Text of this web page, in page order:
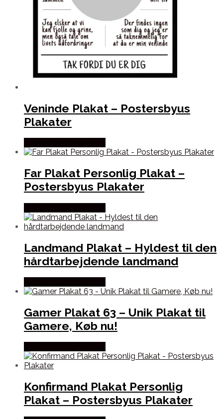
Veninde Plakat – Postersbyus
Plakater
Far Plakat Personlig Plakat –
Postersbyus Plakater
Landmand Plakat – Hyldest til den
hårdtarbejdende landmand
Gamer Plakat 63 – Unik Plakat til
Gamere, Køb nu!
Konfirmand Plakat Personlig
Plakat – Postersbyus Plakater